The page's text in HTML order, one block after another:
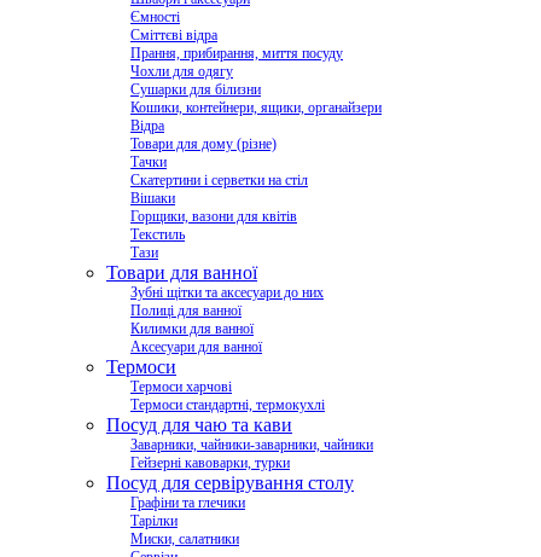
Ємності
Сміттєві відра
Прання, прибирання, миття посуду
Чохли для одягу
Сушарки для білизни
Кошики, контейнери, ящики, органайзери
Відра
Товари для дому (різне)
Тачки
Скатертини і серветки на стіл
Вішаки
Горщики, вазони для квітів
Текстиль
Тази
Товари для ванної
Зубні щітки та аксесуари до них
Полиці для ванної
Килимки для ванної
Аксесуари для ванної
Термоси
Термоси харчові
Термоси стандартні, термокухлі
Посуд для чаю та кави
Заварники, чайники-заварники, чайники
Гейзерні кавоварки, турки
Посуд для сервірування столу
Графіни та глечики
Тарілки
Миски, салатники